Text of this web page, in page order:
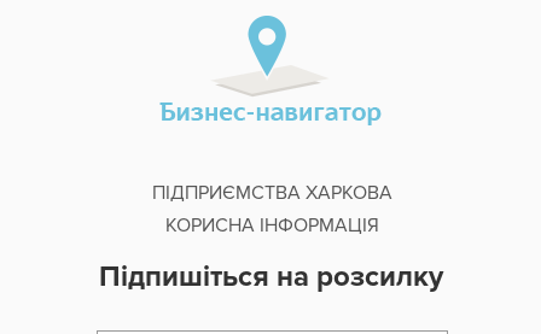
ПІДПРИЄМСТВА ХАРКОВА
КОРИСНА ІНФОРМАЦІЯ
Підпишіться на розсилку